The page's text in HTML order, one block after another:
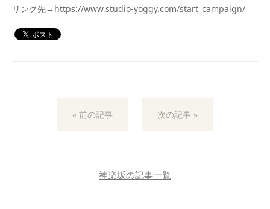
リンク先→ https://www.studio-yoggy.com/start_campaign/
« 前の記事 次の記事 »
神楽坂の記事一覧